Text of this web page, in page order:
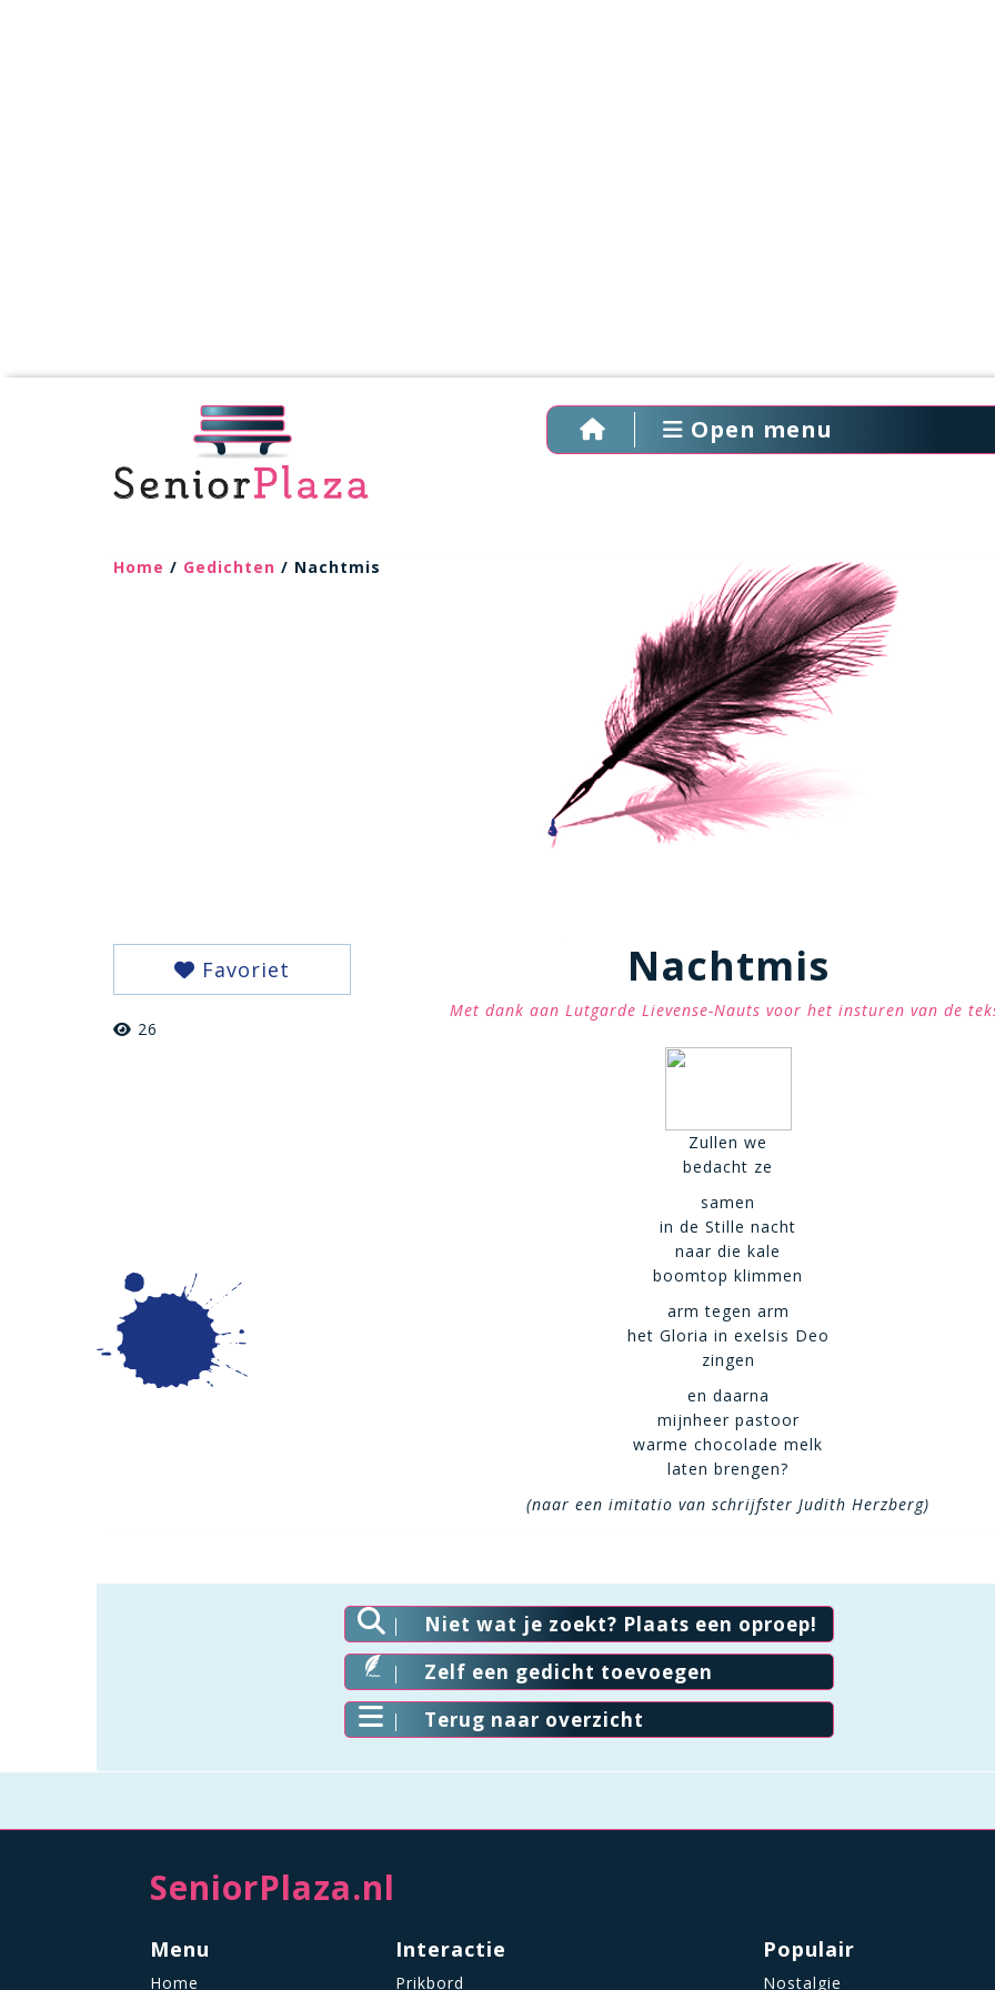
Open menu
Home / Gedichten / Nachtmis
Favoriet
26
Nachtmis
Met dank aan Lutgarde Lievense-Nauts voor het insturen van de
Zullen we
bedacht ze
samen
in de Stille nacht
naar die kale
boomtop klimmen
arm tegen arm
het Gloria in exelsis Deo
zingen
en daarna
mijnheer pastoor
warme chocolade melk
laten brengen?
(naar een imitatio van schrijfster Judith Herzberg)
Niet wat je zoekt? Plaats een oproep!
Zelf een gedicht toevoegen
Terug naar overzicht
SeniorPlaza.nl
Menu
Home
Interactie
Prikbord
Populair
Nostalgie